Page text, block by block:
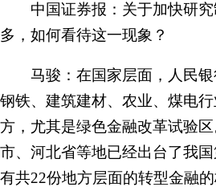
中国证券报：关于加快研究
多，如何看待这一现象？
马骏：在国家层面，人民银
钢铁、建筑建材、农业、煤电
方，尤其是绿色金融改革试验
市、河北省等地已经出台了我
有共22份地方层面的转型金融